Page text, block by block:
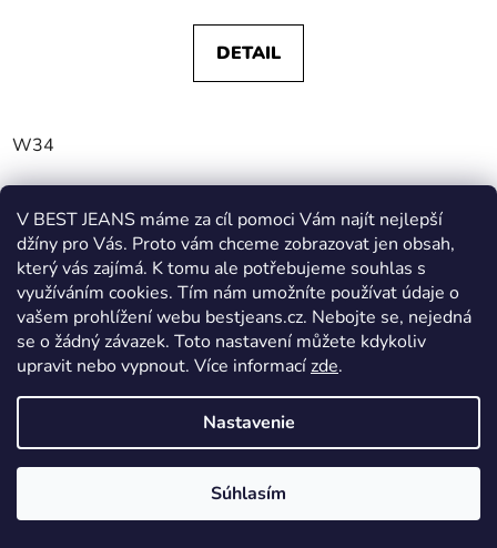
V BEST JEANS máme za cíl pomoci Vám najít nejlepší
džíny pro Vás. Proto vám chceme zobrazovat jen obsah,
který vás zajímá. K tomu ale potřebujeme souhlas s
využíváním cookies. Tím nám umožníte používat údaje o
vašem prohlížení webu bestjeans.cz. Nebojte se, nejedná
se o žádný závazek. Toto nastavení můžete kdykoliv
upravit nebo vypnout. Více informacízde.
Nastavenie
Súhlasím
DETAIL
W34